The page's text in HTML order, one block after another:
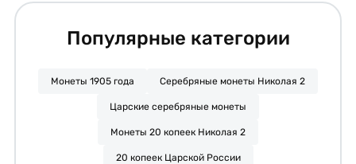
Популярные категории
Монеты 1905 года Серебряные монеты Николая 2
Царские серебряные монеты
Монеты 20 копеек Николая 2
20 копеек Царской России